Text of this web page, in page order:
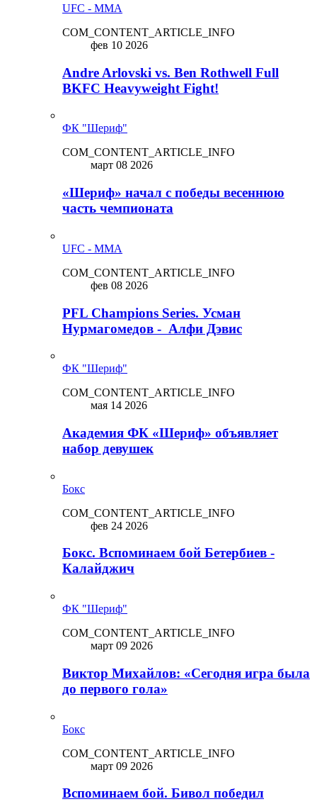
UFC - MMA
COM_CONTENT_ARTICLE_INFO
фев 10 2026
Andre Arlovski vs. Ben Rothwell Full
BKFC Heavyweight Fight!
ФК "Шериф"
COM_CONTENT_ARTICLE_INFO
март 08 2026
«Шериф» начал с победы весеннюю
часть чемпионата
UFC - MMA
COM_CONTENT_ARTICLE_INFO
фев 08 2026
PFL Champions Series. Усман
Нурмагомедов - Алфи Дэвис
ФК "Шериф"
COM_CONTENT_ARTICLE_INFO
мая 14 2026
Академия ФК «Шериф» объявляет
набор девушек
Бокс
COM_CONTENT_ARTICLE_INFO
фев 24 2026
Бокс. Вспоминаем бой Бетербиев -
Калайджич
ФК "Шериф"
COM_CONTENT_ARTICLE_INFO
март 09 2026
Виктор Михайлов: «Сегодня игра была
до первого гола»
Бокс
COM_CONTENT_ARTICLE_INFO
март 09 2026
Вспоминаем бой. Бивол победил